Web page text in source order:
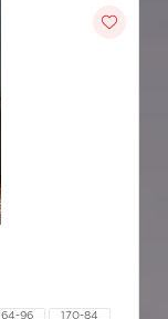
164-96 170-84